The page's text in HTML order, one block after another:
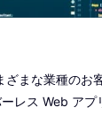
ざまな業種のお
レス Web アプ